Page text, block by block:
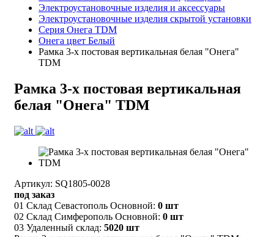
Электроустановочные изделия и аксессуары
Электроустановочные изделия скрытой установки
Серия Онега TDM
Онега цвет Белый
Рамка 3-х постовая вертикальная белая "Онега"
TDM
Рамка 3-х постовая вертикальная
белая "Онега" TDM
Артикул: SQ1805-0028
под заказ
01 Склад Севастополь Основной: 0 шт
02 Склад Симферополь Основной: 0 шт
03 Удаленный склад: 5020 шт